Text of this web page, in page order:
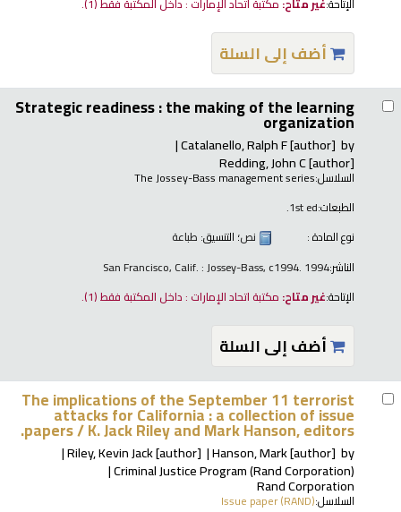
أضف إلى السلة
Strategic readiness : the making of the learning
organization
by
Catalanello, Ralph F[author]
Redding, John C[author]
السلاسل:The Jossey-Bass management series
الطبعات:1st ed.
نوع المادة :
نص؛ التنسيق: طباعة
الناشر:San Francisco, Calif. : Jossey-Bass, c1994. 1994
الإتاحة:غير متاح: مكتبة اتحاد الإمارات : داخل المكتبة فقط(1).
أضف إلى السلة
The implications of the September 11 terrorist
attacks for California : a collection of issue
papers /K. Jack Riley and Mark Hanson, editors.
by
Hanson, Mark[author]
Riley, Kevin Jack[author]
Criminal Justice Program (Rand Corporation)
Rand Corporation
السلاسل:Issue paper (RAND)